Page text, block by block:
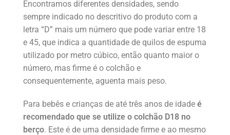
Encontramos diferentes densidades, sendo
sempre indicado no descritivo do produto com a
letra “D” mais um número que pode variar entre 18
e 45, que indica a quantidade de quilos de espuma
utilizado por metro cúbico, então quanto maior o
número, mas firme é o colchão e
consequentemente, aguenta mais peso.
Para bebês e crianças de até três anos de idade é
recomendado que se utilize o colchão D18 no
berço. Este é de uma densidade firme e ao mesmo